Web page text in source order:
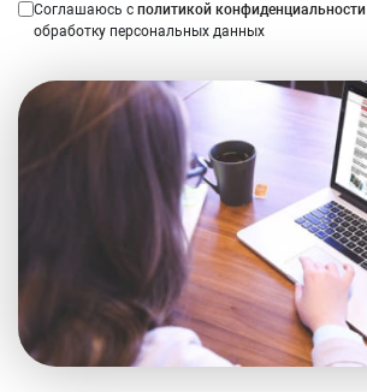
Соглашаюсь с политикой конфиденциальности
обработку персональных данных